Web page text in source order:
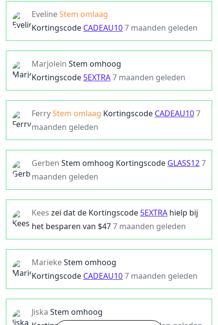
EvelineStem omlaag
Kortingscode CADEAU107 maanden geleden
Marjolein Stem omhoog
Kortingscode 5EXTRA7 maanden geleden
FerryStem omlaag Kortingscode CADEAU107
maanden geleden
Gerben Stem omhoog Kortingscode GLASS127
maanden geleden
Kees zei dat de Kortingscode 5EXTRA hielp bij
het besparen van $477 maanden geleden
MariekeStem omhoog
Kortingscode CADEAU107 maanden geleden
Jiska Stem omhoog